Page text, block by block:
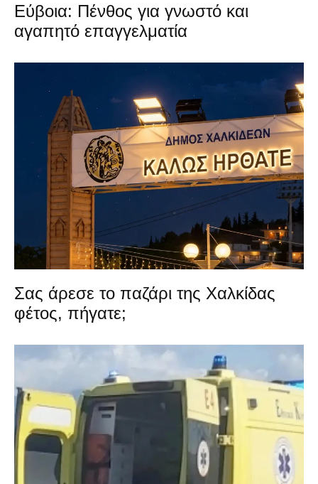
Εύβοια: Πένθος για γνωστό και
αγαπητό επαγγελματία
Σας άρεσε το παζάρι της Χαλκίδας
φέτος, πήγατε;